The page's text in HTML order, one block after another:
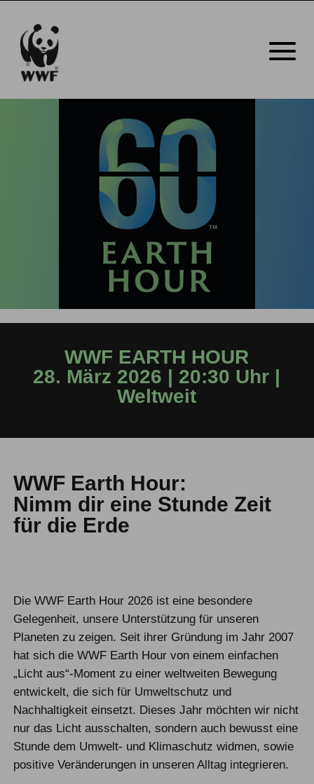
WWF EARTH HOUR
28. März 2026 | 20:30 Uhr |
Weltweit
WWF Earth Hour:
Nimm dir eine Stunde Zeit
für die Erde
Die WWF Earth Hour 2026 ist eine besondere
Gelegenheit, unsere Unterstützung für unseren
Planeten zu zeigen. Seit ihrer Gründung im Jahr 2007
hat sich die WWF Earth Hour von einem einfachen
„Licht aus“-Moment zu einer weltweiten Bewegung
entwickelt, die sich für Umweltschutz und
Nachhaltigkeit einsetzt. Dieses Jahr möchten wir nicht
nur das Licht ausschalten, sondern auch bewusst eine
Stunde dem Umwelt- und Klimaschutz widmen, sowie
positive Veränderungen in unseren Alltag integrieren.